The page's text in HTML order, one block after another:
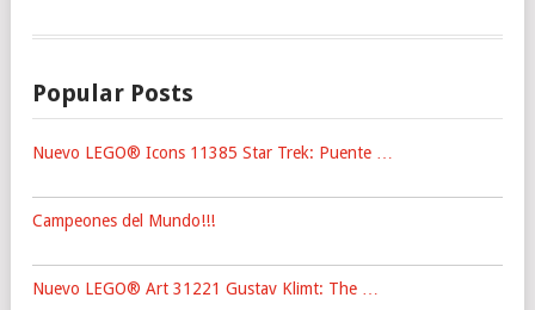
Popular Posts
Nuevo LEGO® Icons 11385 Star Trek: Puente …
Campeones del Mundo!!!
Nuevo LEGO® Art 31221 Gustav Klimt: The …